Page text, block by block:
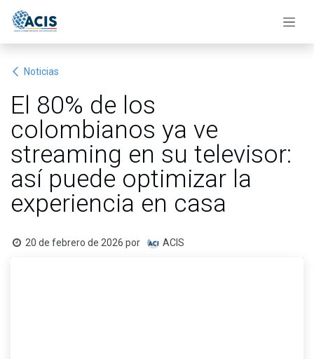
Noticias
El 80% de los
colombianos ya ve
streaming en su televisor:
así puede optimizar la
experiencia en casa
20 de febrero de 2026 por ACIS